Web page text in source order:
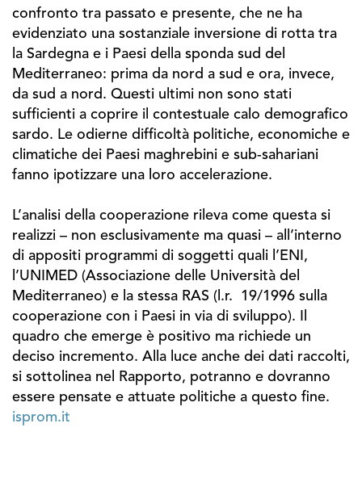
confronto tra passato e presente, che ne ha
evidenziato una sostanziale inversione di rotta tra
la Sardegna e i Paesi della sponda sud del
Mediterraneo: prima da nord a sud e ora, invece,
da sud a nord. Questi ultimi non sono stati
sufficienti a coprire il contestuale calo demografico
sardo. Le odierne difficoltà politiche, economiche e
climatiche dei Paesi maghrebini e sub-sahariani
fanno ipotizzare una loro accelerazione.
L’analisi della cooperazione rileva come questa si
realizzi – non esclusivamente ma quasi – all’interno
di appositi programmi di soggetti quali l’ENI,
l’UNIMED (Associazione delle Università del
Mediterraneo) e la stessa RAS (l.r. 19/1996 sulla
cooperazione con i Paesi in via di sviluppo). Il
quadro che emerge è positivo ma richiede un
deciso incremento. Alla luce anche dei dati raccolti,
si sottolinea nel Rapporto, potranno e dovranno
essere pensate e attuate politiche a questo fine.
isprom.it